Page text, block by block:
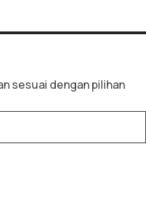
sesuai dengan pilihan